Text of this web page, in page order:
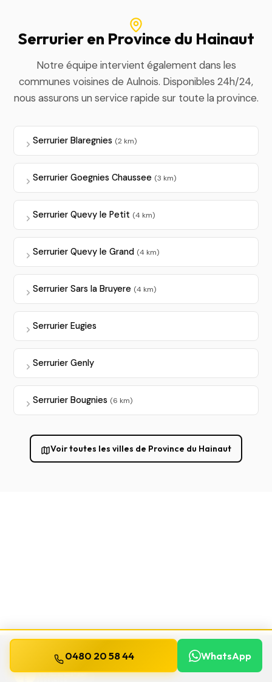
Serrurier en Province du Hainaut
Notre équipe intervient également dans les
communes voisines de Aulnois. Disponibles 24h/24,
nous assurons un service rapide sur toute la province.
Serrurier Blaregnies (2 km)
Serrurier Goegnies Chaussee (3 km)
Serrurier Quevy le Petit (4 km)
Serrurier Quevy le Grand (4 km)
Serrurier Sars la Bruyere (4 km)
Serrurier Eugies
Serrurier Genly
Serrurier Bougnies (6 km)
Voir toutes les villes de Province du Hainaut
WILLEMS
0480 20 58 44 WhatsApp